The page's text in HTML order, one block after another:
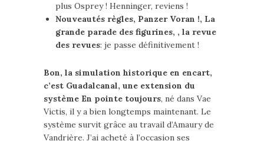
plus Osprey ! Henninger, reviens !
Nouveautés règles, Panzer Voran !, La
grande parade des figurines, , la revue
des revues: je passe définitivement !
Bon, la simulation historique en encart,
c’est Guadalcanal, une extension du
système En pointe toujours, né dans Vae
Victis, il y a bien longtemps maintenant. Le
système survit grâce au travail d’Amaury de
Vandrière. J’ai acheté à l’occasion ses